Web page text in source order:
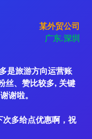
某外贸公司
广东.深圳
是旅游方向运营账
、赞比较多, 关键
谢啦。
次多给点优惠啊，祝